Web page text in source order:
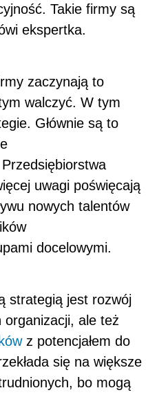
Takie firmy są
ekspertka.
zaczynają to
walczyć. W tym
Głównie są to
uwagi poświęcają
nowych talentów
docelowymi.
strategią jest rozwój
organizacji, ale też
z potencjałem do
się na większe
bo mogą